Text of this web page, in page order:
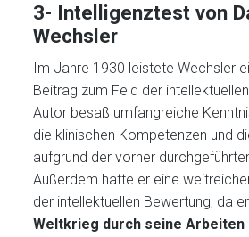
3- Intelligenztest von
Wechsler
Im Jahre 1930 leistete Wechsler
Beitrag zum Feld der
Autor besaß umfangreiche
die klinischen Kompetenzen und
aufgrund der vorher
Außerdem hatte er eine
der intellektuellen Bewertung, da
Weltkrieg durch seine